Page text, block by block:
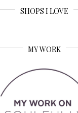
SHOPS I LOVE
MY WORK